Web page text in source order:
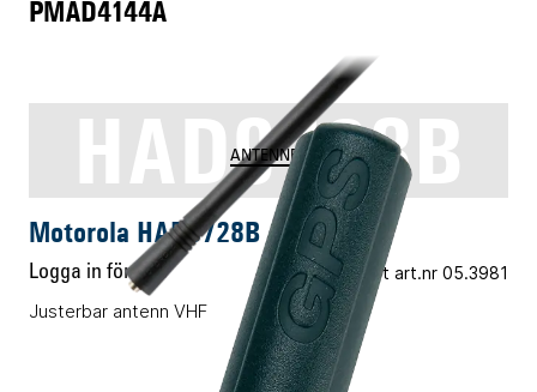
PMAD4144A
HAD9728B
ANTENNER
Motorola HAD9728B
Logga in för pris Vårt art.nr 05.3981
Justerbar antenn VHF